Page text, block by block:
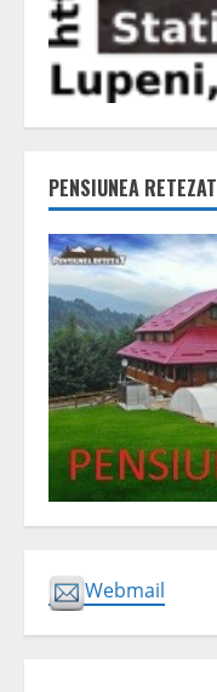
PENSIUNEA RETEZAT
Webmail